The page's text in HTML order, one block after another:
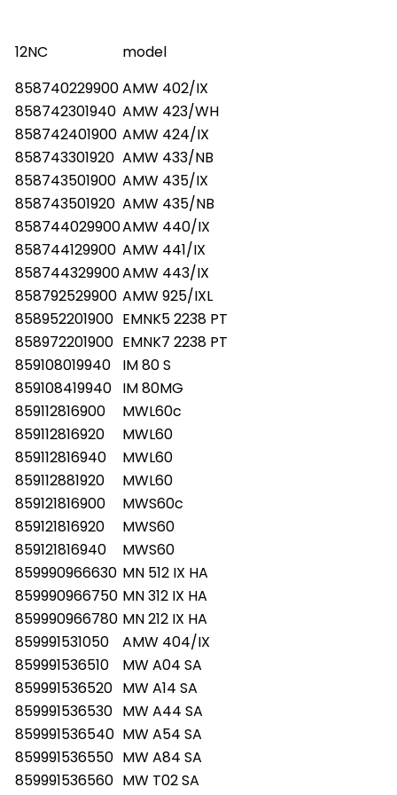
759991536510 403.687.70 MW A04 SA MICROWAVE 12NC
859991536530 MWA44SA 859991536540 MWA54SA
859991536550 MWA84SA 859991550720 MWT02B
859991536560 MWT02SA 859991550730 MWT02W
859991550790 MWT12W 859991550750 MWT42B
859991536630 MWT42SA 859991550780 MWT42W
859991550760 MWT52B 859991536670 MWT52SA
859991550800 MWT52W 859991550830 MWT82B
859991536680 MWT82SA
12NC
model
858740229900AMW 402/IX
858742301940 AMW 423/WH
858742401900 AMW 424/IX
858743301920 AMW 433/NB
858743501900 AMW 435/IX
858743501920 AMW 435/NB
858744029900AMW 440/IX
858744129900 AMW 441/IX
858744329900AMW 443/IX
858792529900 AMW 925/IXL
858952201900 EMNK5 2238 PT
858972201900 EMNK7 2238 PT
859108019940
IM 80 S
859108419940 IM 80MG
859112816900
MWL60c
859112816920
MWL60
859112816940
MWL60
859112881920
MWL60
859121816900
MWS60c
859121816920
MWS60
859121816940
MWS60
859990966630 MN 512 IX HA
859990966750 MN 312 IX HA
859990966780 MN 212 IX HA
859991531050
AMW 404/IX
859991536510
MW A04 SA
859991536520 MW A14 SA
859991536530 MW A44 SA
859991536540 MW A54 SA
859991536550 MW A84 SA
859991536560 MW T02 SA